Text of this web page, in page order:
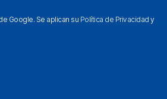
Google. Se aplican su Política de Privacidad y